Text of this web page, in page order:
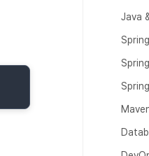
Java
Spring